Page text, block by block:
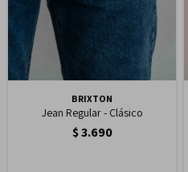
BRIXTON
Jean Regular - Clásico
$3.690